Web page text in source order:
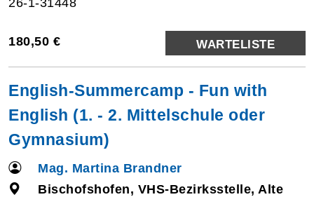
180,50 € WARTELISTE
English-Summercamp - Fun with
English (1. - 2. Mittelschule oder
Gymnasium)
Mag. Martina Brandner
Bischofshofen, VHS-Bezirksstelle, Alte